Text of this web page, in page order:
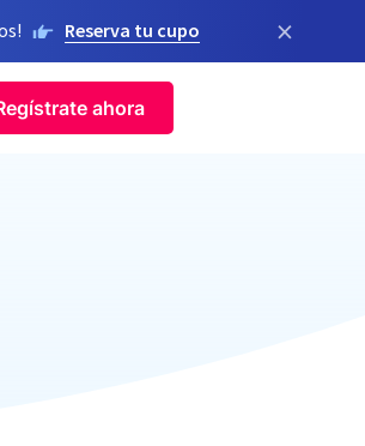
Reserva tu cupo ×
ahora